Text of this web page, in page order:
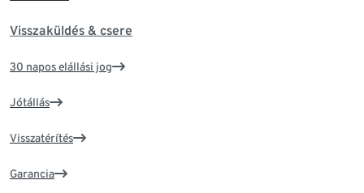
Visszaküldés & csere
30 napos elállási jog
Jótállás
Visszatérítés
Garancia